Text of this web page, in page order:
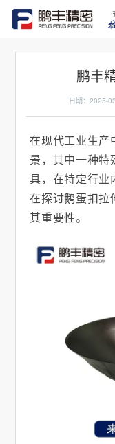
鹏丰
日期：2025-
在现代工业生产
景，其中一种
具，在特定行业
在探讨鹅蛋扣拉
其重要性。